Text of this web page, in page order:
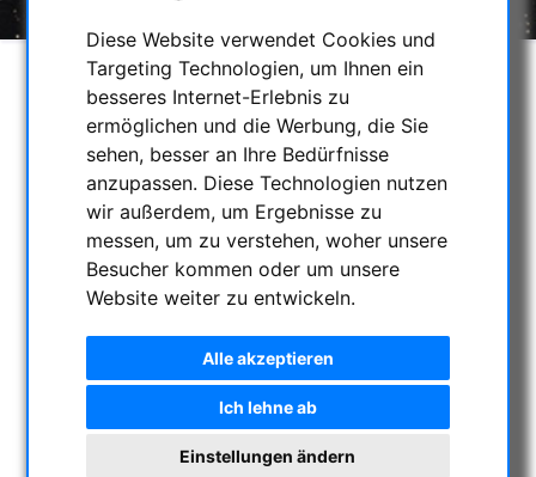
Diese Website verwendet Cookies und
Targeting Technologien, um Ihnen ein
besseres Internet-Erlebnis zu
ermöglichen und die Werbung, die Sie
sehen, besser an Ihre Bedürfnisse
anzupassen. Diese Technologien nutzen
wir außerdem, um Ergebnisse zu
messen, um zu verstehen, woher unsere
Besucher kommen oder um unsere
Website weiter zu entwickeln.
Alle akzeptieren
Ich lehne ab
Einstellungen ändern